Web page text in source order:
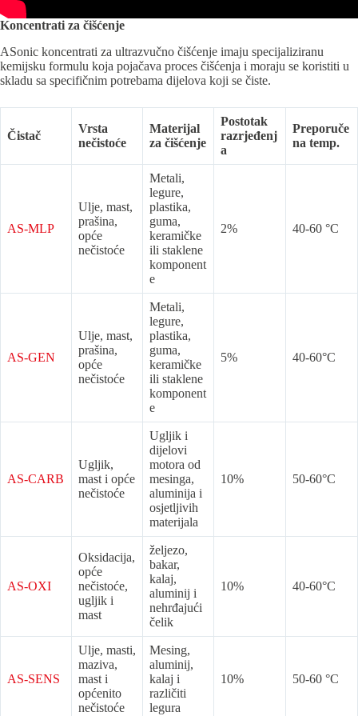
Koncentrati za čišćenje
ASonic koncentrati za ultrazvučno čišćenje imaju specijaliziranu
kemijsku formulu koja pojačava proces čišćenja i moraju se koristiti u
skladu sa specifičnim potrebama dijelova koji se čiste.
Čistač
Vrsta
nečistoće
Materijal
za čišćenje
Postotak
razrjeđenj
a
Preporuče
na temp.
AS-MLP
Ulje, mast,
prašina,
opće
nečistoće
Metali,
legure,
plastika,
guma,
keramičke
ili staklene
komponent
e
2% 40-60 °C
AS-GEN
Ulje, mast,
prašina,
opće
nečistoće
Metali,
legure,
plastika,
guma,
keramičke
ili staklene
komponent
e
5% 40-60°C
AS-CARB
Ugljik,
mast i opće
nečistoće
Ugljik i
dijelovi
motora od
mesinga,
aluminija i
osjetljivih
materijala
10% 50-60°C
AS-OXI
Oksidacija,
opće
nečistoće,
ugljik i
mast
željezo,
bakar,
kalaj,
aluminij i
nehrđajući
čelik
10% 40-60°C
AS-SENS
Ulje, masti,
maziva,
mast i
općenito
nečistoće
Mesing,
aluminij,
kalaj i
različiti
legura
10% 50-60 °C